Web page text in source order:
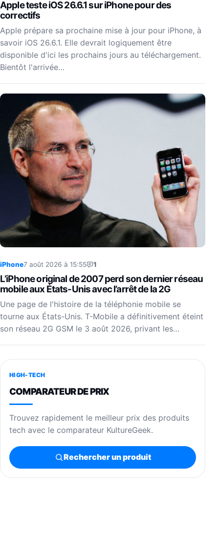
Apple teste iOS 26.6.1 sur iPhone pour des
correctifs
Apple prépare sa prochaine mise à jour pour iPhone, à
savoir iOS 26.6.1. Elle devrait logiquement être
disponible d'ici les prochains jours au téléchargement.
Bientôt l'arrivée…
iPhone7 août 2026 à 15:55 1
L’iPhone original de 2007 perd son dernier réseau
mobile aux États-Unis avec l’arrêt de la 2G
Une page de l'histoire de la téléphonie mobile se
tourne aux États-Unis. T-Mobile a définitivement éteint
son réseau 2G GSM le 3 août 2026, privant les…
HIGH-TECH
COMPARATEUR DE PRIX
Trouvez rapidement le meilleur prix des produits
tech avec le comparateur KultureGeek.
Rechercher un produit